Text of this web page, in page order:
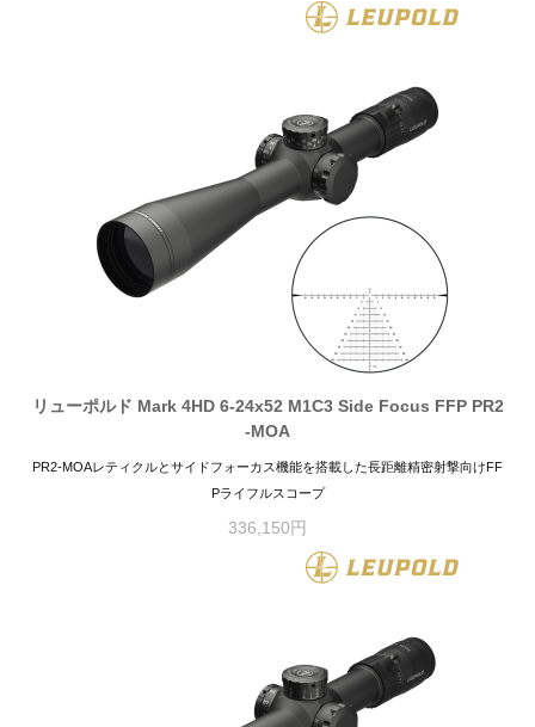
リューポルド Mark 4HD 6-24x52 M1C3 Side Focus FFP PR2
-MOA
PR2-MOAレティクルとサイドフォーカス機能を搭載した長距離精密射撃向けFF
Pライフルスコープ
336,150円